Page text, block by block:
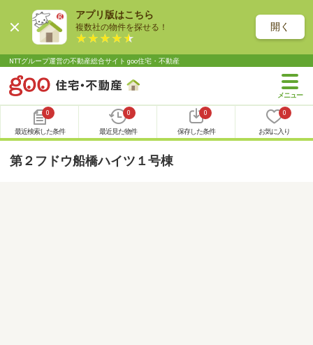
アプリ版はこちら
複数社の物件を探せる！ 開く
NTTグループ運営の不動産総合サイト goo住宅・不動産
0
最近検索した条件
0
最近見た物件
0
保存した条件
0
お気に入り
第２フドウ船橋ハイツ１号棟